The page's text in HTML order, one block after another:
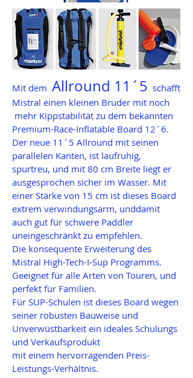
Mit dem Allround 11´5 schafft
Mistral einen kleinen Bruder mit noch
mehr Kippstabilität zu dem bekannten
Premium-Race-Inflatable Board 12´6.
Der neue 11´5 Allround mit seinen
parallelen Kanten, ist laufruhig,
spurtreu, und mit 80 cm Breite liegt er
ausgesprochen sicher im Wasser. Mit
einer Stärke von 15 cm ist dieses Board
extrem verwindungsarm, unddamit
auch gut für schwere Paddler
uneingeschränkt zu empfehlen.
Die konsequente Erweiterung des
Mistral High-Tech-I-Sup Programms.
Geeignet für alle Arten von Touren, und
perfekt für Familien.
Für SUP-Schulen ist dieses Board wegen
seiner robusten Bauweise und
Unverwüstbarkeit ein ideales Schulungs
und Verkaufsprodukt
mit einem hervorragenden Preis-
Leistungs-Verhältnis.